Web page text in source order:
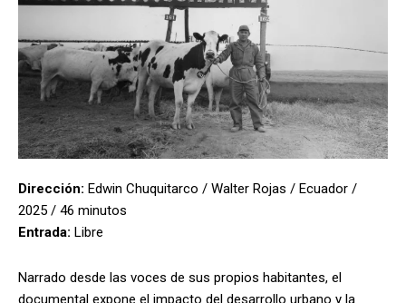
Dirección: Edwin Chuquitarco / Walter Rojas / Ecuador /
2025 / 46 minutos
Entrada: Libre
Narrado desde las voces de sus propios habitantes, el
documental expone el impacto del desarrollo urbano y la